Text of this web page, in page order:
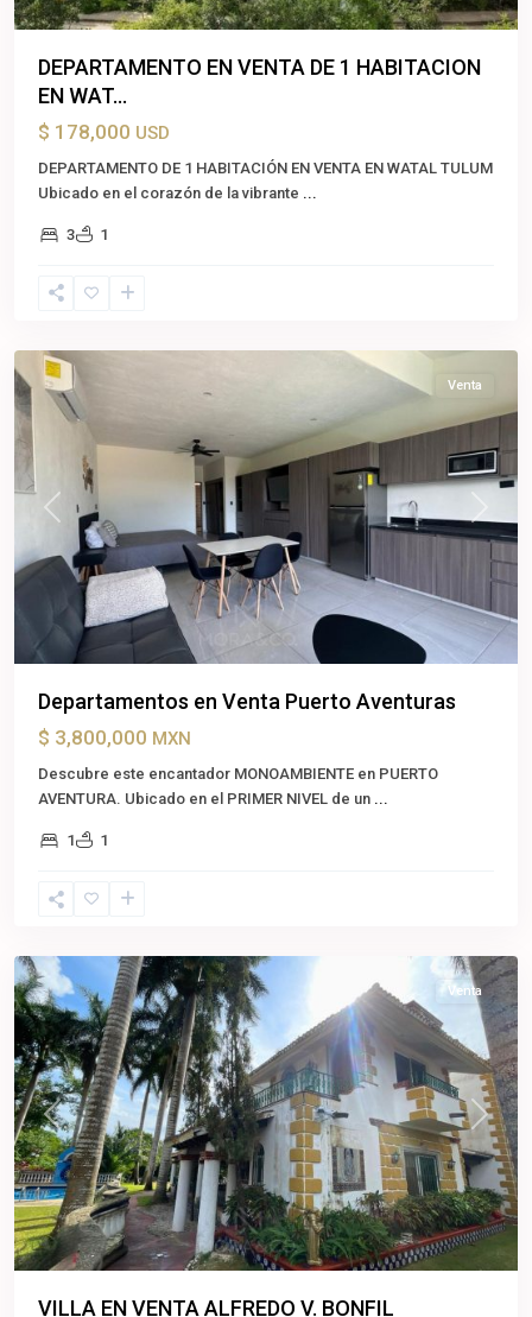
DEPARTAMENTO EN VENTA DE 1 HABITACION
EN WAT...
$ 178,000 USD
DEPARTAMENTO DE 1 HABITACIÓN EN VENTA EN WATAL TULUM
Ubicado en el corazón de la vibrante ...
3 1
Aventuras
Previous Next
Venta
Departamentos en Venta Puerto Aventuras
$ 3,800,000 MXN
Descubre este encantador MONOAMBIENTE en PUERTO
AVENTURA. Ubicado en el PRIMER NIVEL de un ...
1 1
Benito
Previous Next
Venta
VILLA EN VENTA ALFREDO V. BONFIL